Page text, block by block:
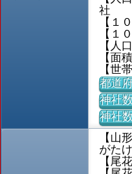
社
【１
【１
【人
【面
【世
都道
神社
神社
【山
がた
【尾